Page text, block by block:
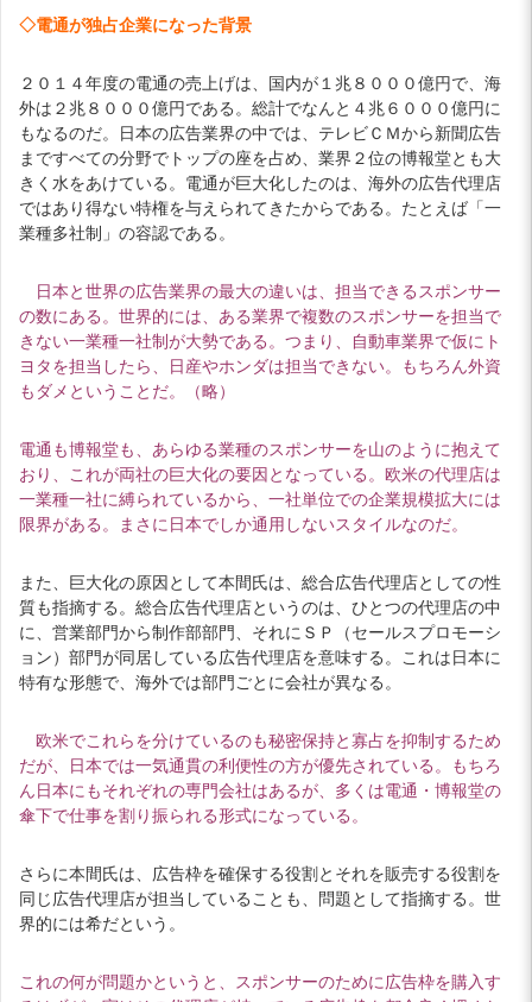
◇電通が独占企業になった背景
２０１４年度の電通の売上げは、国内が１兆８０００億円で、海
外は２兆８０００億円である。総計でなんと４兆６０００億円に
もなるのだ。日本の広告業界の中では、テレビＣＭから新聞広告
まですべての分野でトップの座を占め、業界２位の博報堂とも大
きく水をあけている。電通が巨大化したのは、海外の広告代理店
ではあり得ない特権を与えられてきたからである。たとえば「一
業種多社制」の容認である。
日本と世界の広告業界の最大の違いは、担当できるスポンサー
の数にある。世界的には、ある業界で複数のスポンサーを担当で
きない一業種一社制が大勢である。つまり、自動車業界で仮にト
ヨタを担当したら、日産やホンダは担当できない。もちろん外資
もダメということだ。（略）
電通も博報堂も、あらゆる業種のスポンサーを山のように抱えて
おり、これが両社の巨大化の要因となっている。欧米の代理店は
一業種一社に縛られているから、一社単位での企業規模拡大には
限界がある。まさに日本でしか通用しないスタイルなのだ。
また、巨大化の原因として本間氏は、総合広告代理店としての性
質も指摘する。総合広告代理店というのは、ひとつの代理店の中
に、営業部門から制作部部門、それにＳＰ（セールスプロモーシ
ョン）部門が同居している広告代理店を意味する。これは日本に
特有な形態で、海外では部門ごとに会社が異なる。
欧米でこれらを分けているのも秘密保持と寡占を抑制するため
だが、日本では一気通貫の利便性の方が優先されている。もちろ
ん日本にもそれぞれの専門会社はあるが、多くは電通・博報堂の
傘下で仕事を割り振られる形式になっている。
さらに本間氏は、広告枠を確保する役割とそれを販売する役割を
同じ広告代理店が担当していることも、問題として指摘する。世
界的には希だという。
これの何が問題かというと、スポンサーのために広告枠を購入す